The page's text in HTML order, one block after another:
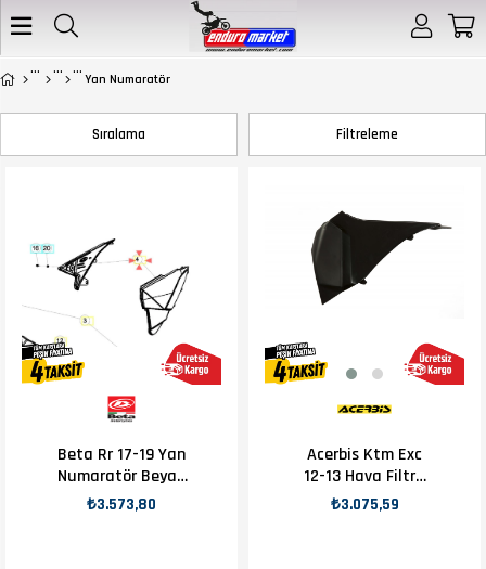
Yan Numaratör
Filtreleme
Sıralama
Beta Rr 17-19 Yan
Numaratör Beyaz
Beta Orj Yp
₺3.573,80
Acerbis Ktm Exc
12-13 Hava Filtre
Kapağı Siyah
₺3.075,59